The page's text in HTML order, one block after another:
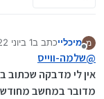
מ
מנותק
מיכלייכתב ב1 ביוני 2022, 21:11
נערך
@שלמה-ווייס
אין לי מדבקה שכתוב
מדובר במחשב מחודש